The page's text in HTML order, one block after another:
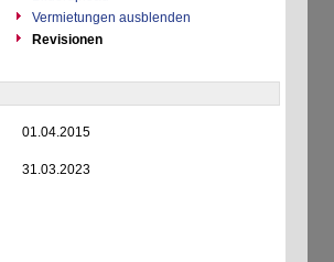
Vermietungen ausblenden
Revisionen
01.04.2015
31.03.2023